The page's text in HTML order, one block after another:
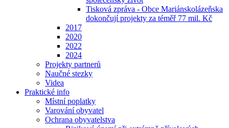
Tisková zpráva - Obce Mariánskolázeňska
dokončují projekty za téměř 77 mil. Kč
2017
2020
2022
2024
Projekty partnerů
Naučné stezky
Videa
Praktické info
Místní poplatky
Varování obyvatel
Ochrana obyvatelstva